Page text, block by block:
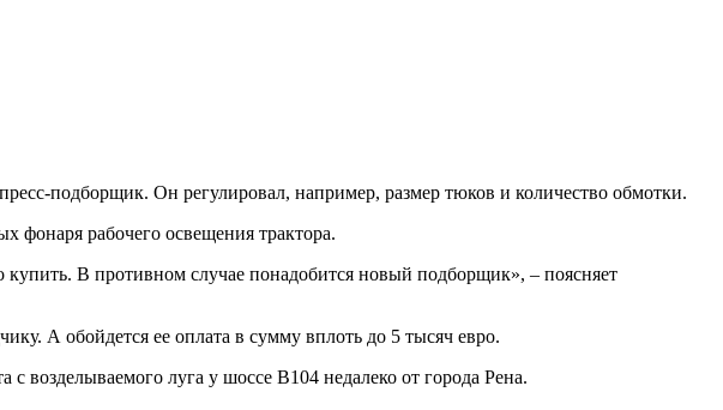
подборщик. Он регулировал, например, размер тюков и количество обмотки.
фонаря рабочего освещения трактора.
В противном случае понадобится новый подборщик», – поясняет
А обойдется ее оплата в сумму вплоть до 5 тысяч евро.
возделываемого луга у шоссе B104 недалеко от города Рена.